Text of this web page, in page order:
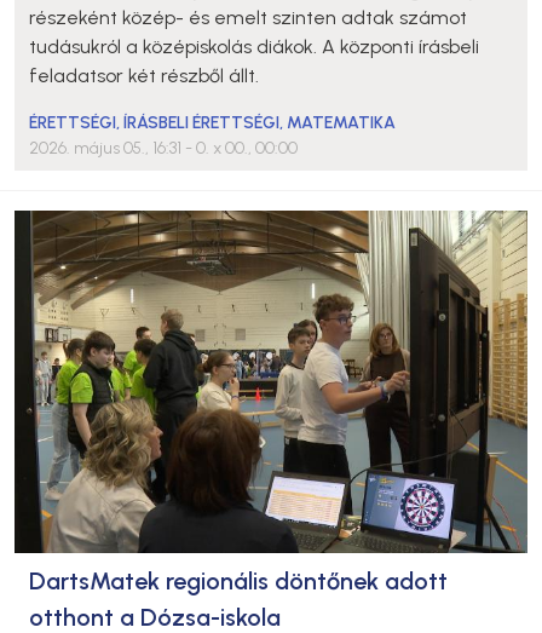
részeként közép- és emelt szinten adtak számot
tudásukról a középiskolás diákok. A központi írásbeli
feladatsor két részből állt.
ÉRETTSÉGI,ÍRÁSBELI ÉRETTSÉGI, MATEMATIKA
2026. május 05., 16:31 - 0. x 00., 00:00
DartsMatek regionális döntőnek adott
otthont a Dózsa-iskola